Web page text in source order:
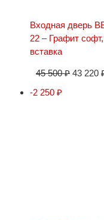
Входная дверь
22 – Графит
вставка
45 500₽ 43 220
-2 250 ₽